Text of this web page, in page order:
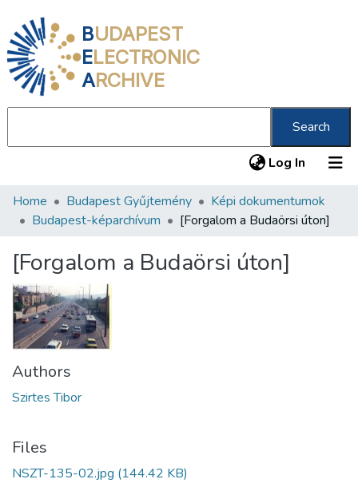
BUDAPEST
ELECTRONIC
ARCHIVE
Search
Log In (current)
Communities & Collections
Statistics
About us
Home Budapest Gyűjtemény
Képi dokumentumok
Budapest-képarchívum
[Forgalom a Budaörsi úton]
[Forgalom a Budaörsi úton]
Authors
Szirtes Tibor
Files
NSZT-135-02.jpg (144.42 KB)